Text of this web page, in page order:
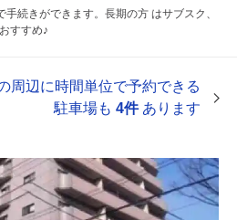
続きができます。長期の方 はサブスク、
すすめ♪
周辺に時間単位で予約できる
駐車場も 4件あります